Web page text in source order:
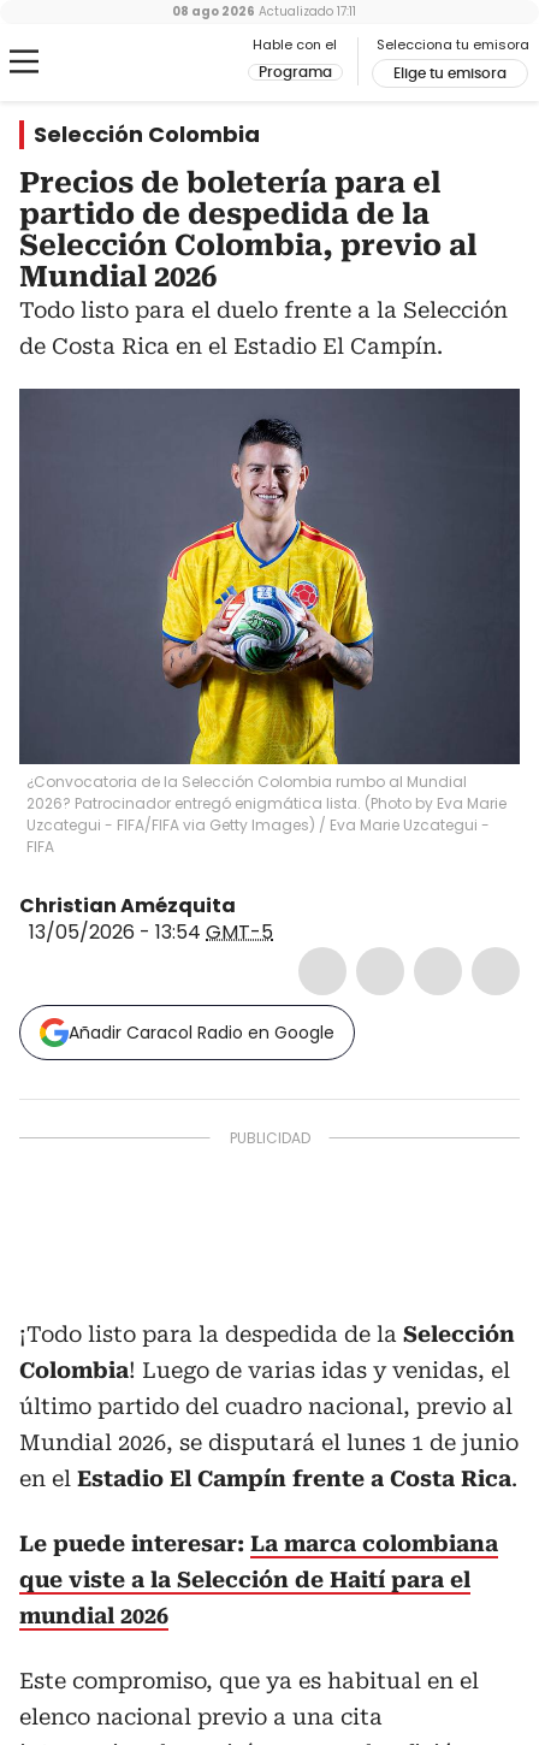
Hable con el
Programa
Selecciona tu emisora
Elige tu emisora
08 ago 2026 Actualizado 17:11
Selección Colombia
Precios de boletería para el
partido de despedida de la
Selección Colombia, previo al
Mundial 2026
Todo listo para el duelo frente a la Selección
de Costa Rica en el Estadio El Campín.
¿Convocatoria de la Selección Colombia rumbo al Mundial
2026? Patrocinador entregó enigmática lista. (Photo by Eva Marie
Uzcategui - FIFA/FIFA via Getty Images) / Eva Marie Uzcategui -
FIFA
Christian Amézquita
13/05/2026 - 13:54 GMT-5
Añadir Caracol Radio en Google
¡Todo listo para la despedida de la Selección
Colombia! Luego de varias idas y venidas, el
último partido del cuadro nacional, previo al
Mundial 2026, se disputará el lunes 1 de junio
en el Estadio El Campín frente a Costa Rica.
Le puede interesar: La marca colombiana
que viste a la Selección de Haití para el
mundial 2026
Este compromiso, que ya es habitual en el
elenco nacional previo a una cita